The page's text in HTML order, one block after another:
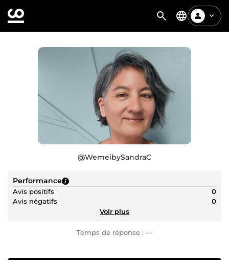
@WemeibySandraC
Performance
Avis positifs
0
Avis négatifs
0
Voir plus
Temps de réponse : —